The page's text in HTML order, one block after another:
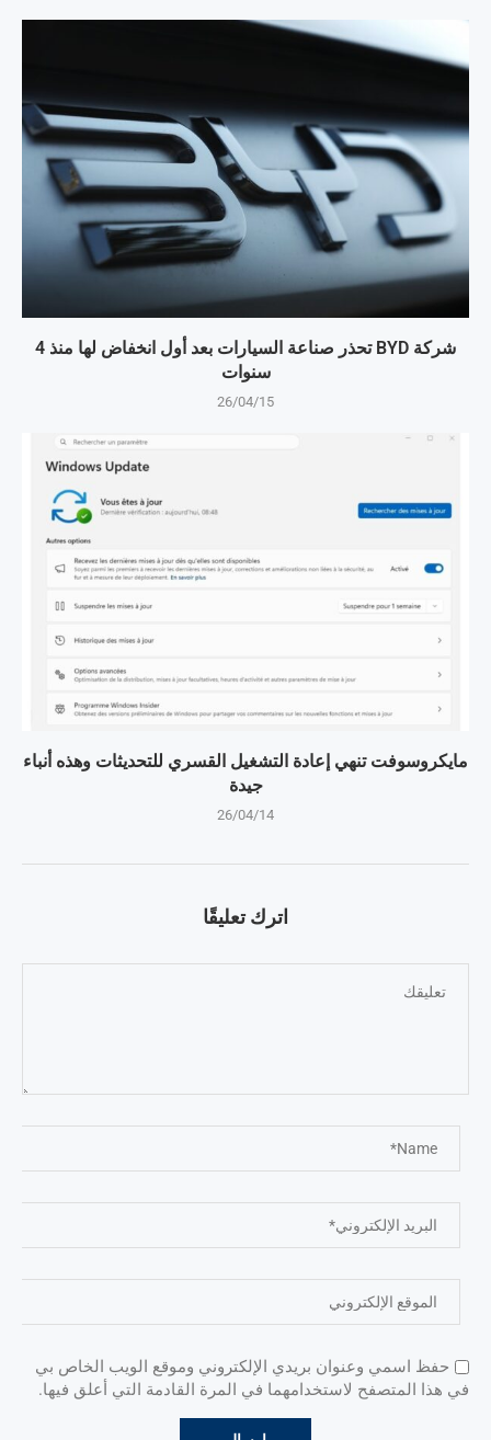
شركة BYD تحذر صناعة السيارات بعد أول انخفاض لها منذ 4
سنوات
26/04/15
مايكروسوفت تنهي إعادة التشغيل القسري للتحديثات وهذه أنباء
جيدة
26/04/14
اترك تعليقًا
حفظ اسمي وعنوان بريدي الإلكتروني وموقع الويب الخاص بي
في هذا المتصفح لاستخدامهما في المرة القادمة التي أعلق فيها.